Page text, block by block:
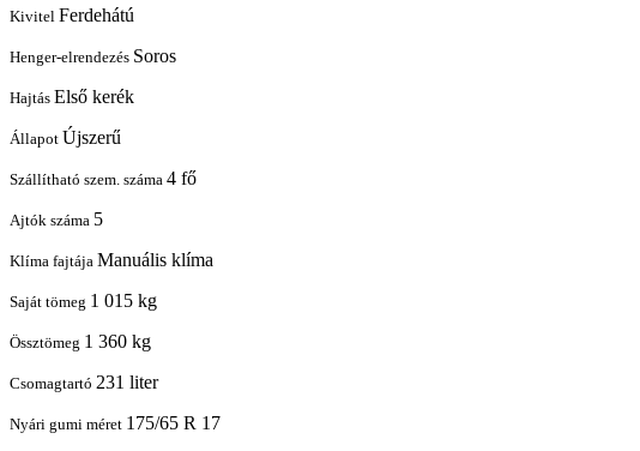
Kivitel Ferdehátú
Henger-elrendezés Soros
Hajtás Első kerék
Állapot Újszerű
Szállítható szem. száma 4 fő
Ajtók száma 5
Klíma fajtája Manuális klíma
Saját tömeg 1 015 kg
Össztömeg 1 360 kg
Csomagtartó 231 liter
Nyári gumi méret 175/65 R 17